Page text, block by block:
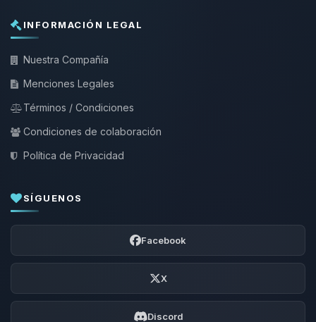
INFORMACIÓN LEGAL
Nuestra Compañía
Menciones Legales
Términos / Condiciones
Condiciones de colaboración
Política de Privacidad
SÍGUENOS
Facebook
X
Discord